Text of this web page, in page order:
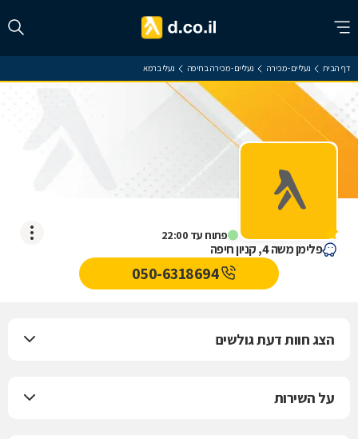
דף הבית נעליים - מכירה נעליים - מכירה בחיפה נעלי ברמא
פתוח עד 22:00
נעלי ברמא
פלימן משה 4, קניון חיפה
050-6318694
הצג חוות דעת גולשים
על השירות